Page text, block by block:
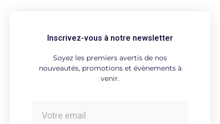
Inscrivez-vous à notre newsletter
Soyez les premiers avertis de nos
nouveautés, promotions et évènements à
venir.